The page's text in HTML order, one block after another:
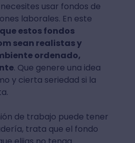
usar fondos de
laborales. En este
estos fondos
sean realistas y
ordenado,
. Que genere una idea
y cierta seriedad si la
de trabajo puede tener
trata que el fondo